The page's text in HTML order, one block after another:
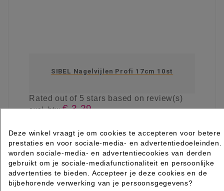
SIBEL Nagelvijlen Profi 17cm 10st
Ratedout of 5 stars based on review(s)
excl. btw€ 3,29
 Beperkt op voorraad
IN WINKELWAGEN
Deze winkel vraagt je om cookies te accepteren voor betere
prestaties en voor sociale-media- en advertentiedoeleinden.
worden sociale-media- en advertentiecookies van derden
gebruikt om je sociale-mediafunctionaliteit en persoonlijke
advertenties te bieden. Accepteer je deze cookies en de
bijbehorende verwerking van je persoonsgegevens?